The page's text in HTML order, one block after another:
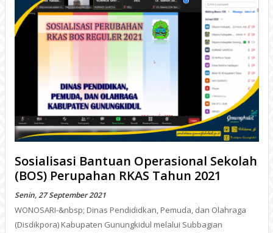
Sosialisasi Bantuan Operasional Sekolah
(BOS) Perupahan RKAS Tahun 2021
Senin, 27 September 2021
WONOSARI-&nbsp; Dinas Pendididkan, Pemuda, dan Olahraga
(Disdikpora) Kabupaten Gunungkidul melalui Subbagian